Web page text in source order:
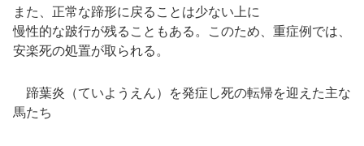
また、正常な蹄形に戻ることは少ない上に
慢性的な跛行が残ることもある。このため、重症例では、
安楽死の処置が取られる。
蹄葉炎（ていようえん）を発症し死の転帰を迎えた主な
馬たち